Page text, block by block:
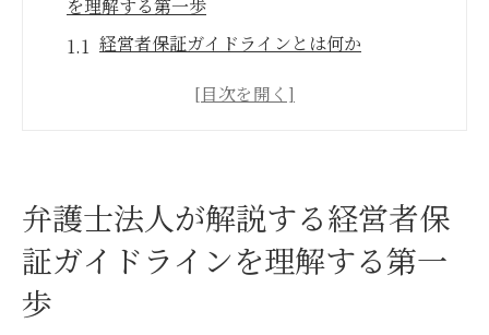
を理解する第一歩
経営者保証ガイドラインとは何か
ガイドラインの背景と目的
ガイドラインに基づいたリスク管理
経営者が知っておくべき破産対策の基本とその
弁護士法人が解説する経営者保
証ガイドラインを理解する第一
歩